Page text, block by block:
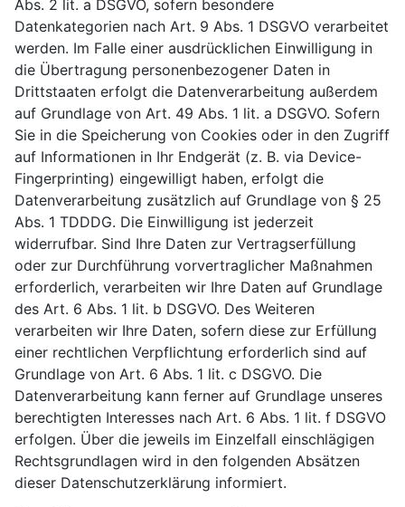
Abs. 2 lit. a DSGVO, sofern besondere
Datenkategorien nach Art. 9 Abs. 1 DSGVO verarbeitet
werden. Im Falle einer ausdrücklichen Einwilligung in
die Übertragung personenbezogener Daten in
Drittstaaten erfolgt die Datenverarbeitung außerdem
auf Grundlage von Art. 49 Abs. 1 lit. a DSGVO. Sofern
Sie in die Speicherung von Cookies oder in den Zugriff
auf Informationen in Ihr Endgerät (z. B. via Device-
Fingerprinting) eingewilligt haben, erfolgt die
Datenverarbeitung zusätzlich auf Grundlage von § 25
Abs. 1 TDDDG. Die Einwilligung ist jederzeit
widerrufbar. Sind Ihre Daten zur Vertragserfüllung
oder zur Durchführung vorvertraglicher Maßnahmen
erforderlich, verarbeiten wir Ihre Daten auf Grundlage
des Art. 6 Abs. 1 lit. b DSGVO. Des Weiteren
verarbeiten wir Ihre Daten, sofern diese zur Erfüllung
einer rechtlichen Verpflichtung erforderlich sind auf
Grundlage von Art. 6 Abs. 1 lit. c DSGVO. Die
Datenverarbeitung kann ferner auf Grundlage unseres
berechtigten Interesses nach Art. 6 Abs. 1 lit. f DSGVO
erfolgen. Über die jeweils im Einzelfall einschlägigen
Rechtsgrundlagen wird in den folgenden Absätzen
dieser Datenschutzerklärung informiert.